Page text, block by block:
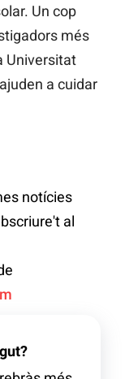
Un cop
més
Universitat
a cuidar
notícies
al